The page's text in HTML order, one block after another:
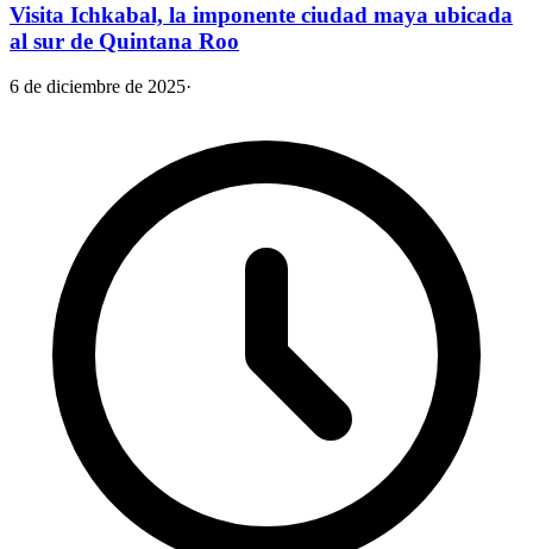
Visita Ichkabal, la imponente ciudad maya ubicada
al sur de Quintana Roo
6 de diciembre de 2025·